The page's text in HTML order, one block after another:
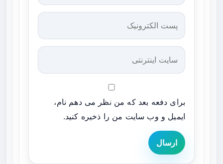
برای دفعه بعد که من نظر می دهم نام،
ایمیل و وب سایت من را ذخیره کنید.
ارسال